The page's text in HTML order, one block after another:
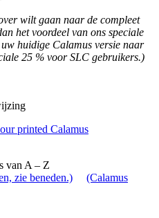
wilt gaan naar de compleet
het voordeel van ons speciale
huidige Calamus versie naar
25 % voor SLC gebruikers.)
printed Calamus
van A – Z
zie beneden.)
(Calamus